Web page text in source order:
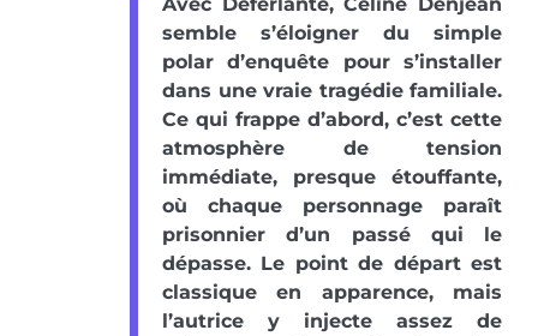
semble s’éloigner du simple
polar d’enquête pour s’installer
dans une vraie tragédie familiale.
Ce qui frappe d’abord, c’est cette
atmosphère de tension
immédiate, presque étouffante,
où chaque personnage paraît
prisonnier d’un passé qui le
dépasse. Le point de départ est
classique en apparence, mais
l’autrice y injecte assez de